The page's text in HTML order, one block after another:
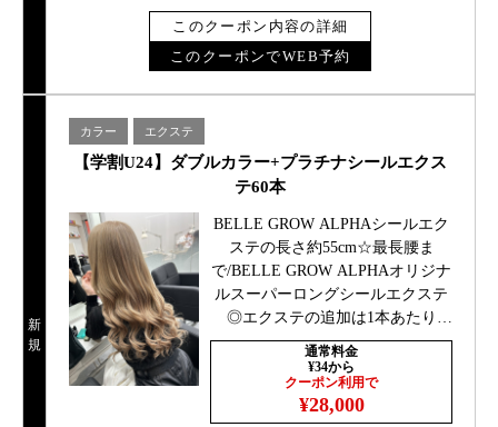
このクーポン内容の詳細
このクーポンでWEB予約
新
規
カラー エクステ
【学割U24】ダブルカラー+プラチナシールエクス
テ60本
BELLE GROW ALPHAシールエク
ステの長さ約55cm☆最長腰ま
で/BELLE GROW ALPHAオリジナ
ルスーパーロングシールエクステ
◎エクステの追加は1本あたり
￥330ロング料金あり肩より上の長
さ0円、肩下＋￥1100胸より下
￥2200
通常料金
¥34から
クーポン利用で
¥28,000